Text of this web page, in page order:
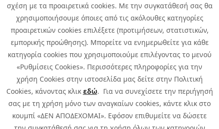
σχέση με τα προαιρετικά cookies. Με την συγκατάθεσή σας θα
χρησιμοποιήσουμε όποιες από τις ακόλουθες κατηγορίες
προαιρετικών cookies επιλέξετε (προτιμήσεων, στατιστικών,
εμπορικής προώθησης). Μπορείτε να ενημερωθείτε για κάθε
κατηγορία cookies που χρησιμοποιούμε επιλέγοντας το μενού
«Ρυθμίσεις Cookies». Περισσότερες πληροφορίες για την
χρήση Cookies στην ιστοσελίδα μας δείτε στην Πολιτική
Cookies, κάνοντας κλικ εδώ. Για να συνεχίσετε την περιήγησή
σας με τη χρήση μόνο των αναγκαίων cookies, κάντε κλικ στο
κουμπί «ΔΕΝ ΑΠΟΔΕΧΟΜΑΙ». Εφόσον επιθυμείτε να δώσετε